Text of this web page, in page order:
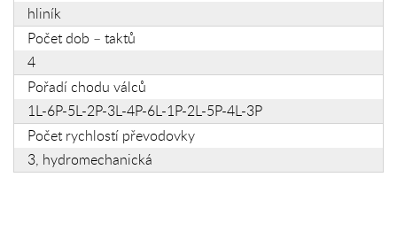
hliník
Počet dob – taktů
4
Pořadí chodu válců
1L-6P-5L-2P-3L-4P-6L-1P-2L-5P-4L-3P
Počet rychlostí převodovky
3, hydromechanická